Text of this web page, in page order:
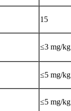
15
≤3 mg/kg
≤5 mg/kg
≤5 mg/kg